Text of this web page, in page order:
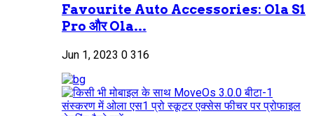
Favourite Auto Accessories: Ola S1
Pro और Ola...
Jun 1, 2023 0 316